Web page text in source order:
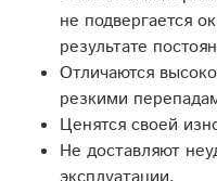
не подвергается
результате
Отличаются
резкими
Ценятся своей
Не доставляют